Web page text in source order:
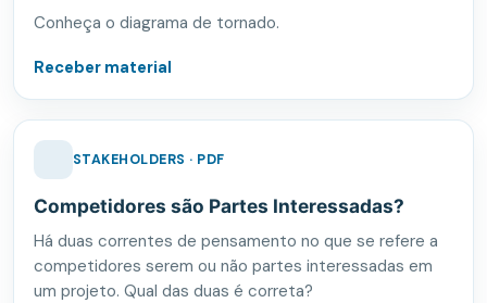
Conheça o diagrama de tornado.
Receber material
STAKEHOLDERS · PDF
Competidores são Partes Interessadas?
Há duas correntes de pensamento no que se refere a
competidores serem ou não partes interessadas em
um projeto. Qual das duas é correta?